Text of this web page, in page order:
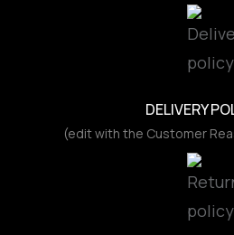
DELIVERY
(edit with the Customer